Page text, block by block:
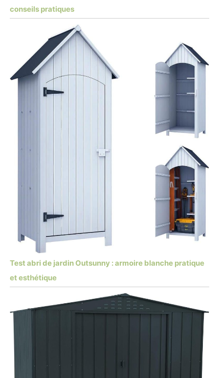
conseils pratiques
Test abri de jardin Outsunny : armoire blanche pratique
et esthétique